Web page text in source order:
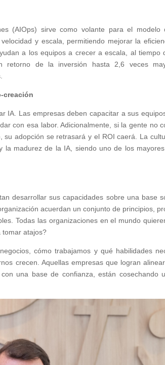
(AIOps) sirve como volante para el modelo
y escala, permitiendo mejorar la
a los equipos a crecer a escala, al tiempo
retorno de la inversión hasta 2,6 veces
creación
IA. Las empresas deben capacitar a sus
con esa labor. Adicionalmente, si la gente no
adopción se retrasará y el ROI caerá. La
madurez de la IA, siendo uno de los
desarrollar sus capacidades sobre una base
acuerdan un conjunto de principios,
Todas las organizaciones en el mundo
tomar atajos?
cómo trabajamos y qué habilidades
crecen. Aquellas empresas que logran
una base de confianza, están cosechando